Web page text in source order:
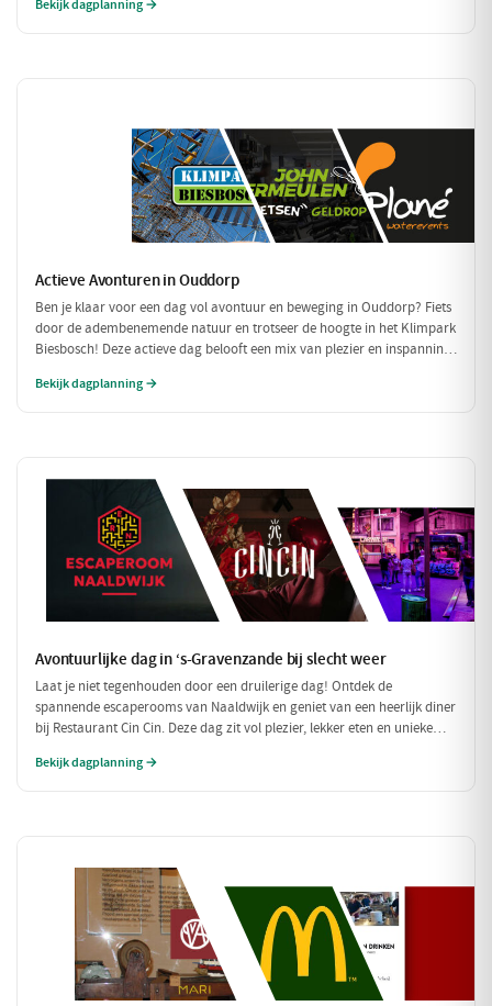
Bekijk dagplanning →
Actieve Avonturen in Ouddorp
Ben je klaar voor een dag vol avontuur en beweging in Ouddorp? Fiets
door de adembenemende natuur en trotseer de hoogte in het Klimpark
Biesbosch! Deze actieve dag belooft een mix van plezier en inspanning
Bekijk dagplanning →
Avontuurlijke dag in ‘s-Gravenzande bij slecht weer
Laat je niet tegenhouden door een druilerige dag! Ontdek de
spannende escaperooms van Naaldwijk en geniet van een heerlijk diner
bij Restaurant Cin Cin. Deze dag zit vol plezier, lekker eten en unieke
Bekijk dagplanning →